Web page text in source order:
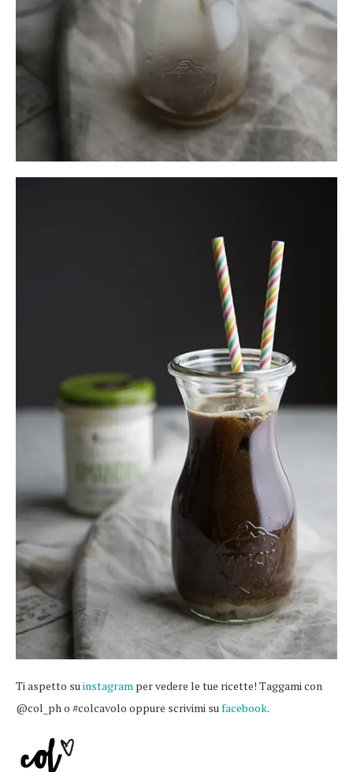
Ti aspetto suinstagram per vedere le tue ricette! Taggami con
@col_ph o #colcavolo oppure scrivimi sufacebook.